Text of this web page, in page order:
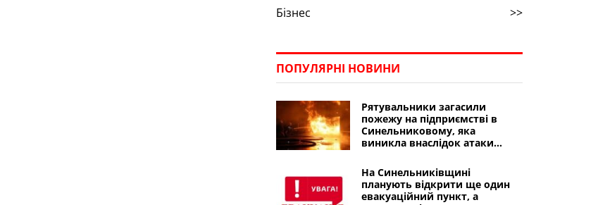
Бізнес
>>
ПОПУЛЯРНІ НОВИНИ
Рятувальники загасили
пожежу на підприємстві в
Синельниковому, яка
виникла внаслідок атаки
На Синельниківщині
планують відкрити ще один
евакуаційний пункт, а